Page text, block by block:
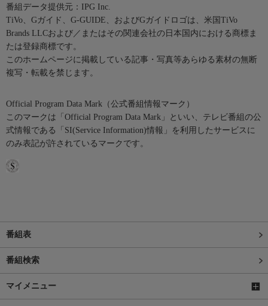
番組データ提供元：IPG Inc.
TiVo、Gガイド、G-GUIDE、およびGガイドロゴは、米国TiVo
Brands LLCおよび／またはその関連会社の日本国内における商標ま
たは登録商標です。
このホームページに掲載している記事・写真等あらゆる素材の無断
複写・転載を禁じます。
Official Program Data Mark（公式番組情報マーク）
このマークは「Official Program Data Mark」といい、テレビ番組の公
式情報である「SI(Service Information)情報」を利用したサービスに
のみ表記が許されているマークです。
番組表
番組検索
マイメニュー